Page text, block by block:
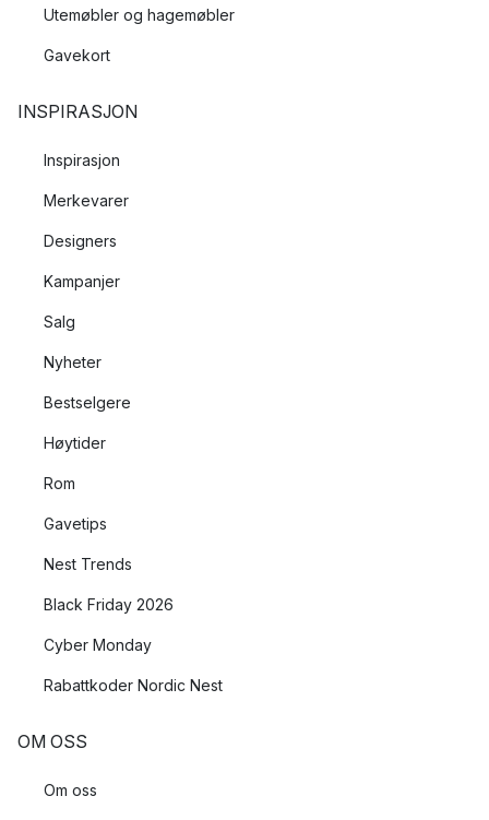
Utemøbler og hagemøbler
Gavekort
INSPIRASJON
Inspirasjon
Merkevarer
Designers
Kampanjer
Salg
Nyheter
Bestselgere
Høytider
Rom
Gavetips
Nest Trends
Black Friday 2026
Cyber Monday
Rabattkoder Nordic Nest
OM OSS
Om oss